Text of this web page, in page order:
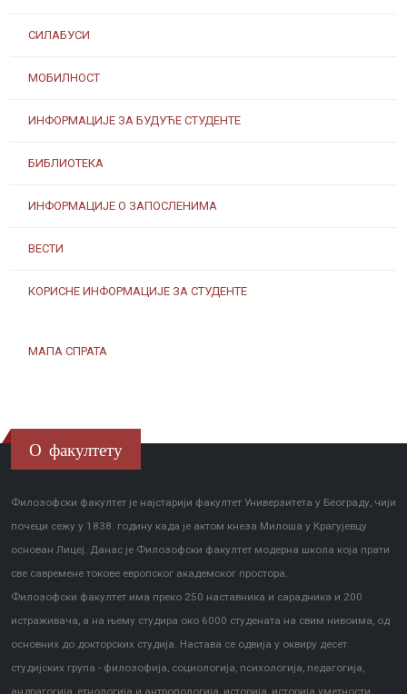
СИЛАБУСИ
МОБИЛНОСТ
ИНФОРМАЦИЈЕ ЗА БУДУЋЕ СТУДЕНТЕ
БИБЛИОТЕКА
ИНФОРМАЦИЈЕ О ЗАПОСЛЕНИМА
ВЕСТИ
КОРИСНЕ ИНФОРМАЦИЈЕ ЗА СТУДЕНТЕ
МАПА СПРАТА
О факултету
Филозофски факултет је најстарији факултет Универзитета у Београду, чији
почеци сежу у 1838. годину када је актом кнеза Милоша у Крагујевцу
основан Лицеј. Данас је Филозофски факултет модерна школа која прати
све савремене токове европског академског простора.
Филозофски факултет има преко 250 наставника и сарадника и 200
истраживача, а на њему студира око 6000 студената на свим нивоима, од
основних до докторских студија. Настава се одвија у оквиру десет
студијских група - филозофија, социологија, психологија, педагогија,
андрагогија, етнологија и антропологија, историја, историја уметности,